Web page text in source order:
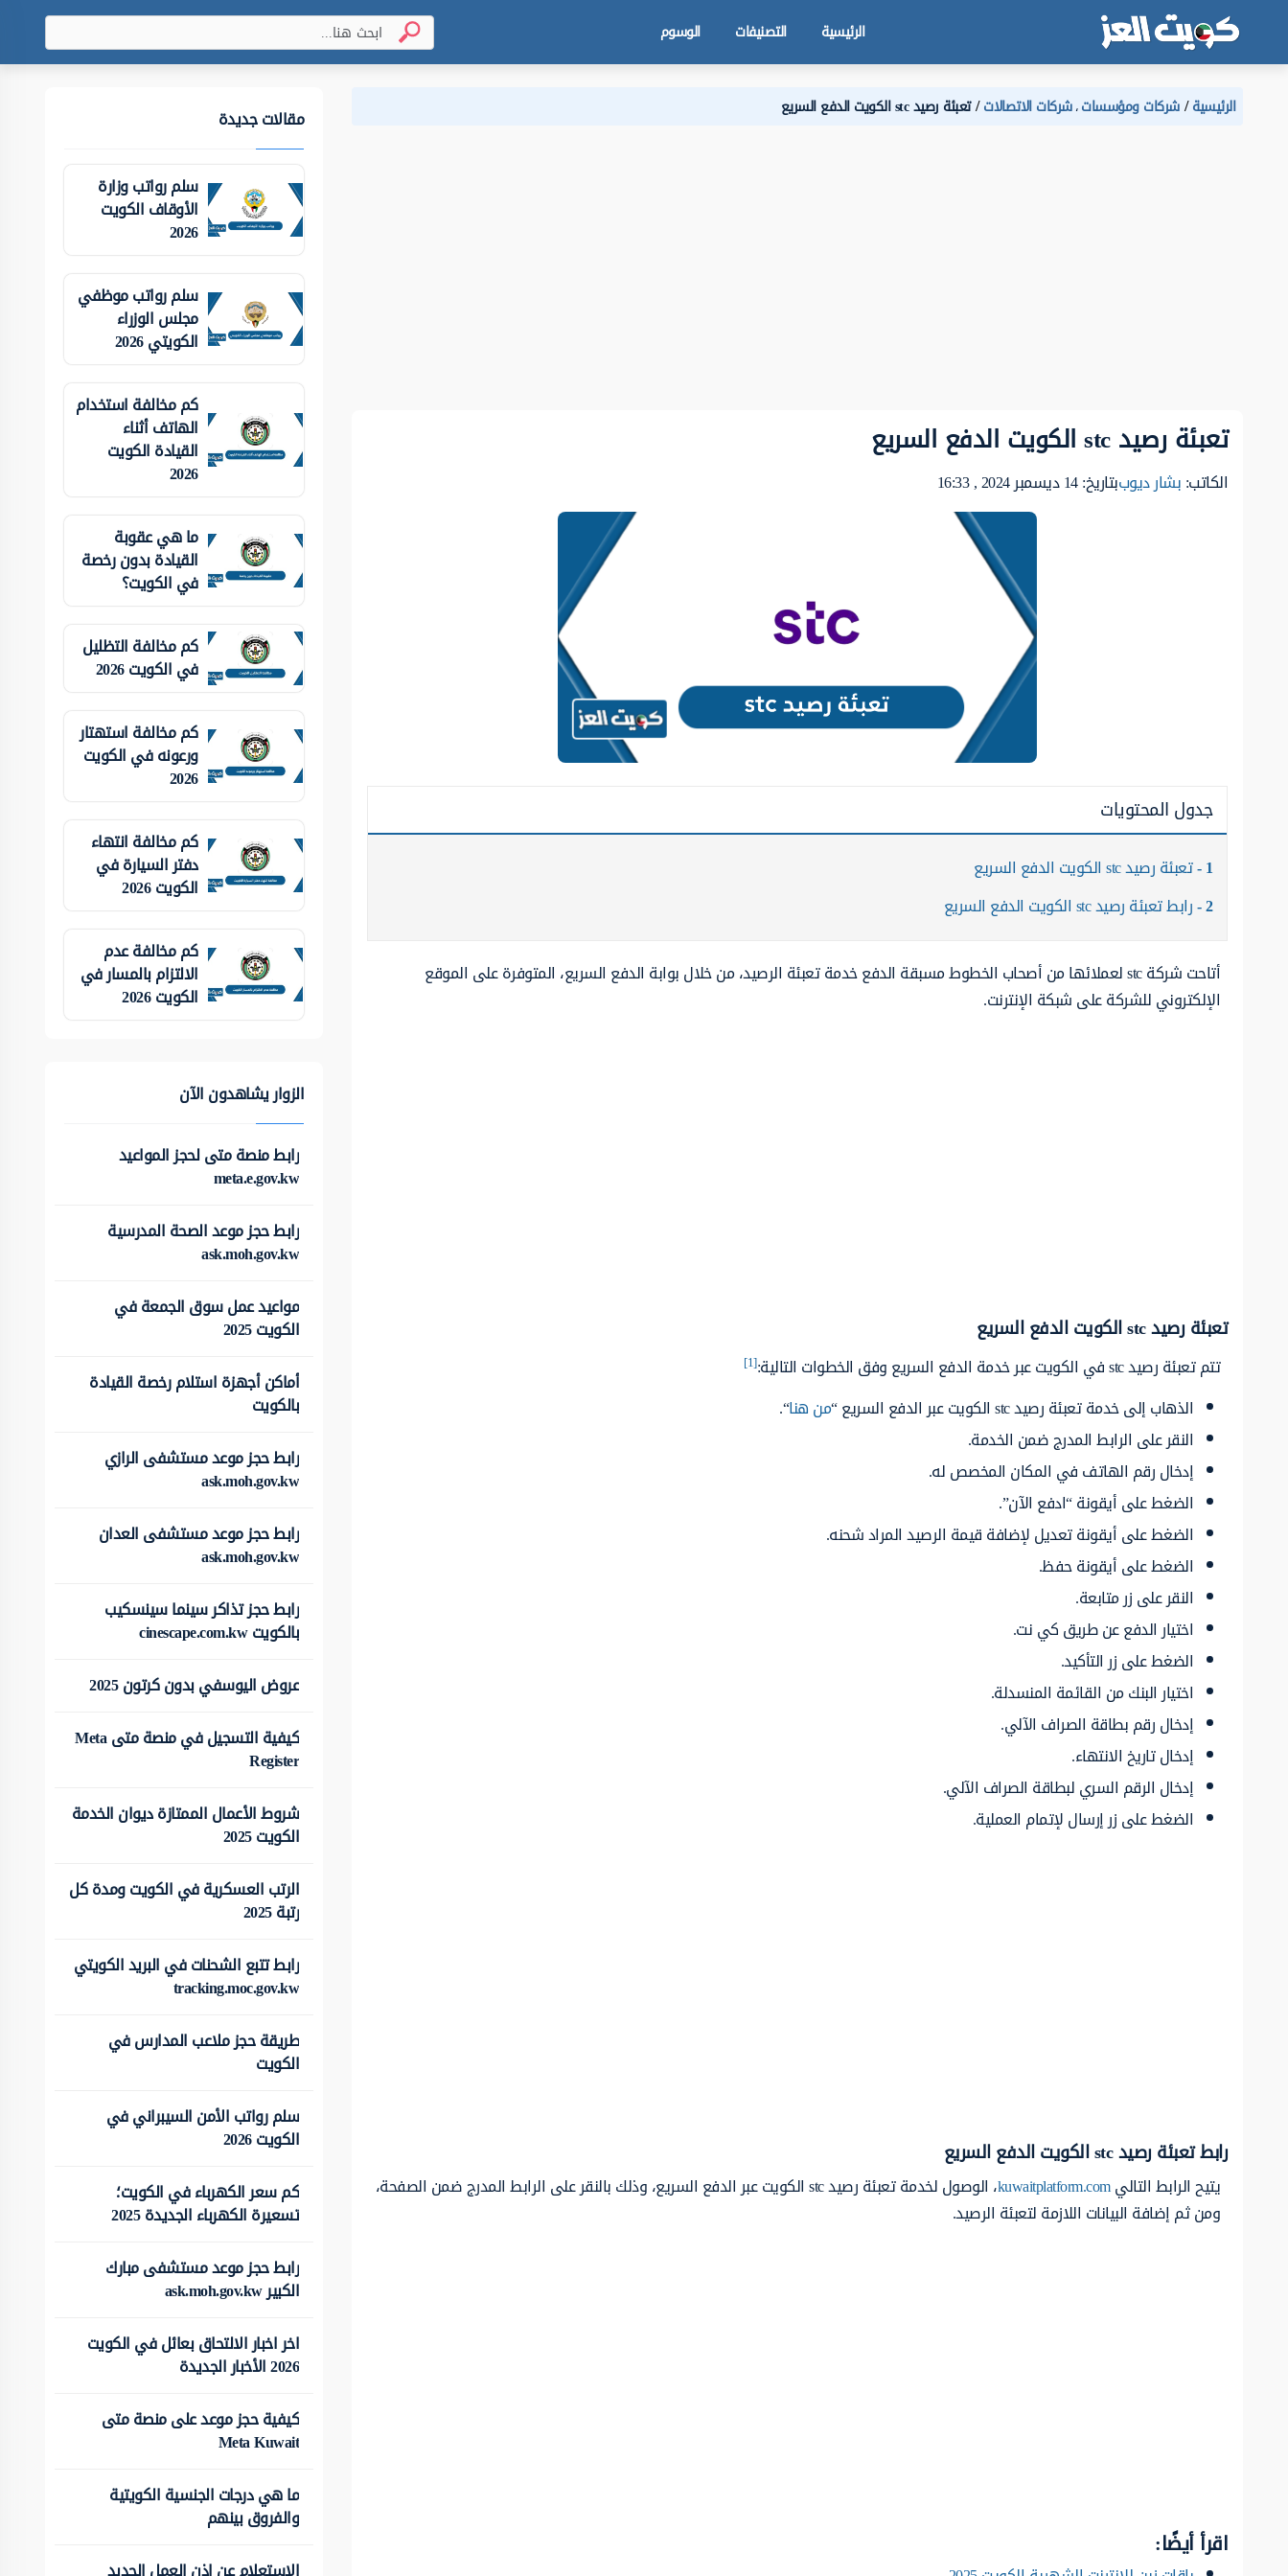
الرئيسية التصنيفات الوسوم
الرئيسية شركات ومؤسسات،شركات الاتصالات تعبئة رصيد stc الكويت الدفع السريع
تعبئة رصيد stc الكويت الدفع السريع
الكاتب:بشار ديوببتاريخ: 14 ديسمبر 2024 , 16:33
جدول المحتويات
1 تعبئة رصيد stc الكويت الدفع السريع
2 رابط تعبئة رصيد stc الكويت الدفع السريع
أتاحت شركة stc لعملائها من أصحاب الخطوط مسبقة الدفع خدمة تعبئة الرصيد، من خلال بوابة الدفع السريع، المتوفرة على الموقع
الإلكتروني للشركة على شبكة الإنترنت.
تعبئة رصيد stc الكويت الدفع السريع
تتم تعبئة رصيد stc في الكويت عبر خدمة الدفع السريع وفق الخطوات التالية: [1]
الذهاب إلى خدمة تعبئة رصيد stc الكويت عبر الدفع السريع “ من هنا“.
النقر على الرابط المدرج ضمن الخدمة.
إدخال رقم الهاتف في المكان المخصص له.
الضغط على أيقونة “ادفع الآن”.
الضغط على أيقونة تعديل لإضافة قيمة الرصيد المراد شحنه.
الضغط على أيقونة حفظ.
النقر على زر متابعة.
اختيار الدفع عن طريق كي نت.
الضغط على زر التأكيد.
اختيار البنك من القائمة المنسدلة.
إدخال رقم بطاقة الصراف الآلي.
إدخال تاريخ الانتهاء.
إدخال الرقم السري لبطاقة الصراف الآلي.
الضغط على زر إرسال لإتمام العملية.
رابط تعبئة رصيدstc الكويت الدفع السريع
يتيح الرابط التاليkuwaitplatform.com
، الوصول لخدمة تعبئة رصيد stc الكويت عبر الدفع السريع، وذلك بالنقر على الرابط المدرج ضمن الصفحة،
ومن ثم إضافة البيانات اللازمة لتعبئة الرصيد.
اقرأ أيضًا:
مقالات جديدة
سلم رواتب وزارة
الأوقاف الكويت
2026
سلم رواتب موظفي
مجلس الوزراء
الكويتي 2026
كم مخالفة استخدام
الهاتف أثناء
القيادة الكويت
2026
ما هي عقوبة
القيادة بدون رخصة
في الكويت؟
كم مخالفة التظليل
في الكويت 2026
كم مخالفة استهتار
ورعونه في الكويت
2026
كم مخالفة انتهاء
دفتر السيارة في
الكويت 2026
كم مخالفة عدم
الالتزام بالمسار في
الكويت 2026
الزوار يشاهدون الآن
رابط منصة متى لحجز المواعيد
meta.e.gov.kw
رابط حجز موعد الصحة المدرسية
ask.moh.gov.kw
مواعيد عمل سوق الجمعة في
الكويت 2025
أماكن أجهزة استلام رخصة القيادة
بالكويت
رابط حجز موعد مستشفى الرازي
ask.moh.gov.kw
رابط حجز موعد مستشفى العدان
ask.moh.gov.kw
رابط حجز تذاكر سينما سينسكيب
بالكويت cinescape.com.kw
عروض اليوسفي بدون كرتون 2025
كيفية التسجيل في منصة متى Meta
Register
شروط الأعمال الممتازة ديوان الخدمة
الكويت 2025
الرتب العسكرية في الكويت ومدة كل
رتبة 2025
رابط تتبع الشحنات في البريد الكويتي
tracking.moc.gov.kw
طريقة حجز ملاعب المدارس في
الكويت
سلم رواتب الأمن السيبراني في
الكويت 2026
كم سعر الكهرباء في الكويت؛
تسعيرة الكهرباء الجديدة 2025
رابط حجز موعد مستشفى مبارك
الكبير ask.moh.gov.kw
اخر اخبار الالتحاق بعائل في الكويت
2026 الأخبار الجديدة
كيفية حجز موعد على منصة متى
Meta Kuwait
ما هي درجات الجنسية الكويتية
والفروق بينهم